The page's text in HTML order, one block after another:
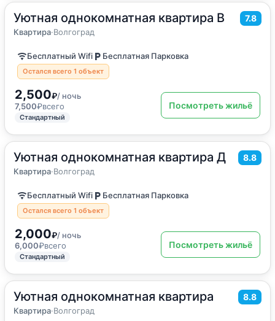
Уютная однокомнатная квартира В 7.8
Квартира·Волгоград
36м2·4 гостя
Квартира
Бесплатный Wifi Бесплатная Парковка
Остался всего 1 объект
2,500₽/ ночь
7,500₽всего
Стандартный
Посмотреть жильё
Уютная однокомнатная квартира Д 8.8
Квартира·Волгоград
36м2·3 гостя
Квартира
Бесплатный Wifi Бесплатная Парковка
Остался всего 1 объект
2,000₽/ ночь
6,000₽всего
Стандартный
Посмотреть жильё
Уютная однокомнатная квартира 8.8
Квартира·Волгоград
31м2 ·4 гостя
Квартира